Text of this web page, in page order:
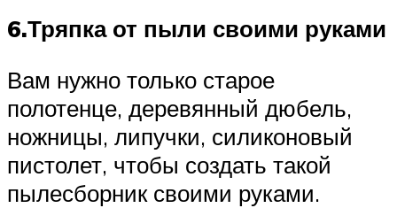
6.Тряпка от пыли своими руками
Вам нужно только старое
полотенце, деревянный дюбель,
ножницы, липучки, силиконовый
пистолет, чтобы создать такой
пылесборник своими руками.